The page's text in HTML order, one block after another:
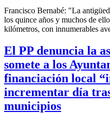
Francisco Bernabé: "La
los quince años y muchos de
kilómetros, con innumerables
El PP denuncia la
somete a los
financiación local
incrementar día
municipios